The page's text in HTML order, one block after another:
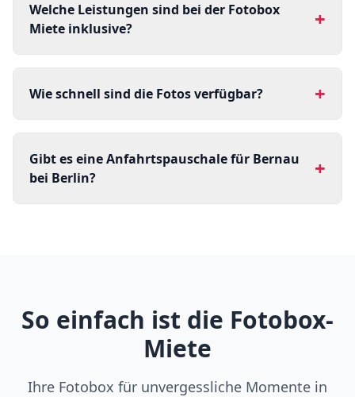
Welche Leistungen sind bei der Fotobox
Miete inklusive?
+
Wie schnell sind die Fotos verfügbar? +
Gibt es eine Anfahrtspauschale für Bernau
bei Berlin?
+
So einfach ist die Fotobox-
Miete
Ihre Fotobox für unvergessliche Momente in